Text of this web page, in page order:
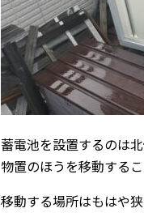
蓄電池を設置するのは
物置のほうを移動するこ
移動する場所はもはや